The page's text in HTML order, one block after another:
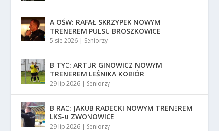
A OŚW: RAFAŁ SKRZYPEK NOWYM
TRENEREM PULSU BROSZKOWICE
5 sie 2026 | Seniorzy
B TYC: ARTUR GINOWICZ NOWYM
TRENEREM LEŚNIKA KOBIÓR
29 lip 2026 | Seniorzy
B RAC: JAKUB RADECKI NOWYM TRENEREM
LKS-u ZWONOWICE
29 lip 2026 | Seniorzy